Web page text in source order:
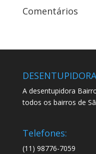
Comentários
A desentupidora
todos os bairros de
Telefones:
(11) 98776-7059